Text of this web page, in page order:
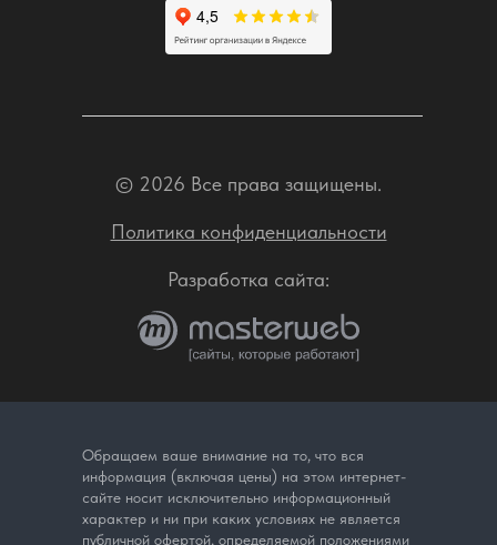
© 2026 Все права защищены.
Разработка сайта:
Политика конфиденциальности
Обращаем ваше внимание на то, что вся
информация (включая цены) на этом интернет-
сайте носит исключительно информационный
характер и ни при каких условиях не является
публичной офертой, определяемой положениями